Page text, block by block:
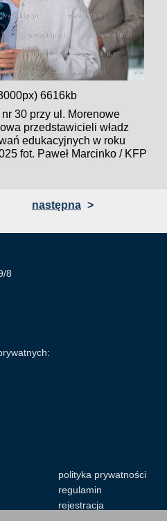
6616kb
30 przy ul. Morenowe
przedstawicieli władz
edukacyjnych w roku
fot. Paweł Marcinko / KFP
następna >
8
polityka prywatności
regulamin
rejestracja